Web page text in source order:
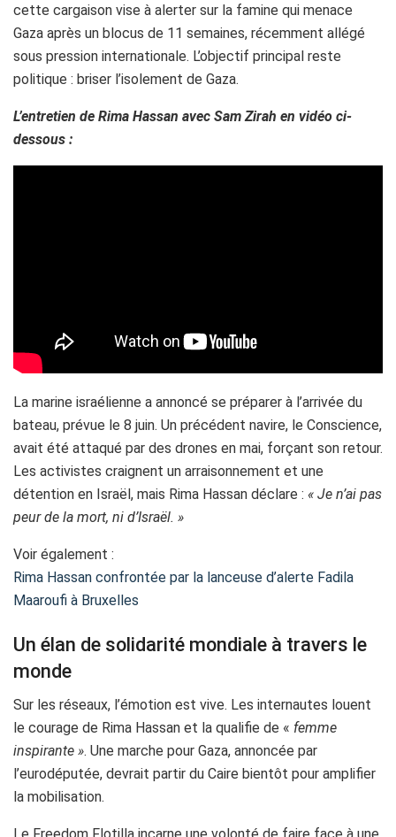
cette cargaison vise à alerter sur la famine qui menace
Gaza après un blocus de 11 semaines, récemment allégé
sous pression internationale. L’objectif principal reste
politique : briser l’isolement de Gaza.
L’entretien de Rima Hassan avec Sam Zirah en vidéo ci-
dessous :
La marine israélienne a annoncé se préparer à l’arrivée du
bateau, prévue le 8 juin. Un précédent navire, le Conscience,
avait été attaqué par des drones en mai, forçant son retour.
Les activistes craignent un arraisonnement et une
détention en Israël, mais Rima Hassan déclare : « Je n’ai pas
peur de la mort, ni d’Israël. »
Voir également :
Rima Hassan confrontée par la lanceuse d’alerte Fadila
Maaroufi à Bruxelles
Un élan de solidarité mondiale à travers le
monde
Sur les réseaux, l’émotion est vive. Les internautes louent
le courage de Rima Hassan et la qualifie de « femme
inspirante ». Une marche pour Gaza, annoncée par
l’eurodéputée, devrait partir du Caire bientôt pour amplifier
la mobilisation.